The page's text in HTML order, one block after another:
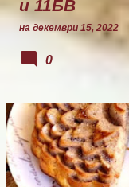
и 11БВ
на декември 15, 2022
0